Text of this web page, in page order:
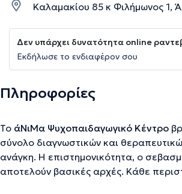
Καλαμακίου 85 κ Φιλήμωνος 1,
Δεν υπάρχει δυνατότητα online
Εκδήλωσε το ενδιαφέρον σου
Πληροφορίες
Το άΝιΜα Ψυχοπαιδαγωγικό Κέντρο
σύνολο διαγνωστικών και
ανάγκη. Η επιστημονικότητα, ο
αποτελούν βασικές αρχές. Κάθε